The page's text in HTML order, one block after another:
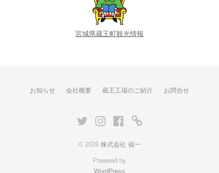
宮城県蔵王町観光情報
お知らせ 会社概要 蔵王工場のご紹介 お問合せ
© 2026 株式会社 福一
Powered by
WordPress